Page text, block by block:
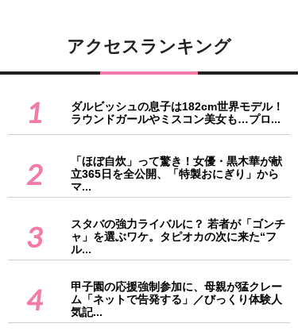
アクセスランキング
1
ダルビッシュの息子は182cm世界モデル！
ラウンドガールやミスコン美女も…プロ...
2
「ほぼ自炊」って驚き！女優・黒木華が献
立365日を全公開、「特製おにぎり」から
マ...
3
スタバの強力ライバルに？ 若者が「ゴンチ
ャ」を選ぶワケ。タピオカの次に来た“フ
ル...
4
甲子園の応援強制参加に、母親が猛クレー
ム「ネットで告発する」／びっくり体験人
気記...